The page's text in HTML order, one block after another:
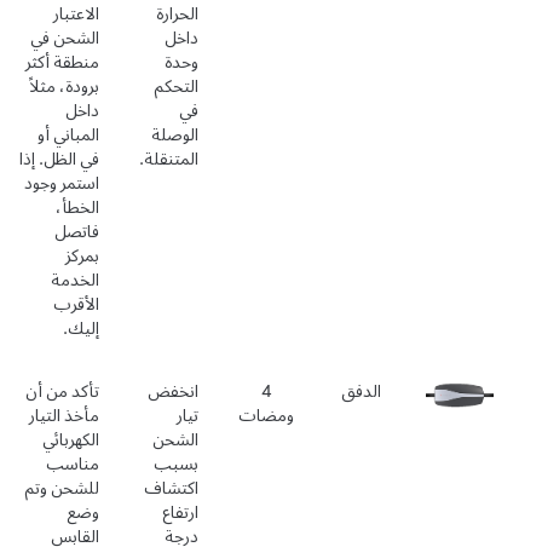
الحرارة
داخل
وحدة
التحكم
الوصلة
المتنقلة.
الاعتبار
الشحن في
منطقة أكثر
برودة، مثلاً
داخل
المباني أو
في الظل. إذا
استمر وجود
الخطأ،
فاتصل
بمركز
الخدمة
الأقرب
إليك.
الدفق
ومضات
انخفض
الشحن
بسبب
اكتشاف
ارتفاع
درجة
تأكد من أن
مأخذ التيار
الكهربائي
مناسب
للشحن وتم
وضع
القابس